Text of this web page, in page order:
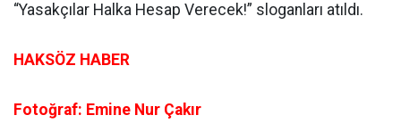
“Yasakçılar Halka Hesap Verecek!” sloganları atıldı.
HAKSÖZ HABER
Fotoğraf: Emine Nur Çakır